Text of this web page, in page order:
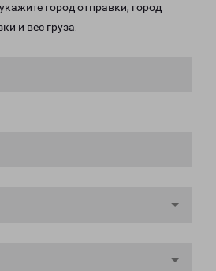
город отправки, город
и вес груза.